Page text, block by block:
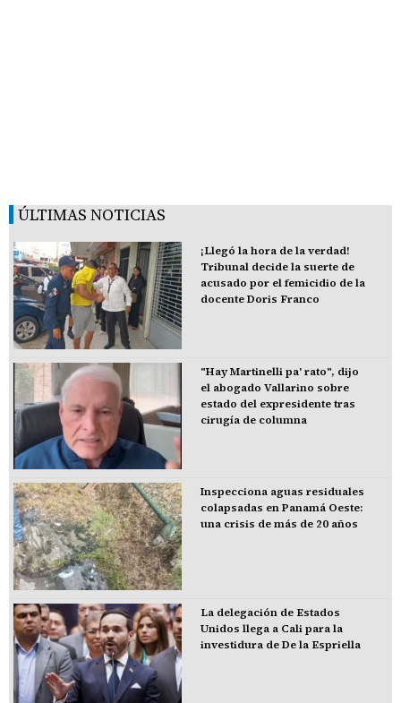
ÚLTIMAS NOTICIAS
¡Llegó la hora de la verdad!
Tribunal decide la suerte de
acusado por el femicidio de la
docente Doris Franco
"Hay Martinelli pa' rato", dijo
el abogado Vallarino sobre
estado del expresidente tras
cirugía de columna
Inspecciona aguas residuales
colapsadas en Panamá Oeste:
una crisis de más de 20 años
La delegación de Estados
Unidos llega a Cali para la
investidura de De la Espriella